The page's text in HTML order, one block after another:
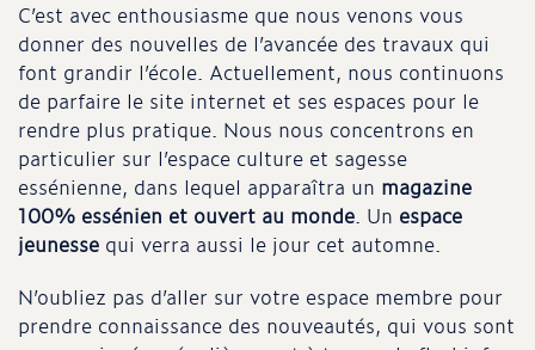
C’est avec enthousiasme que nous venons vous
donner des nouvelles de l’avancée des travaux qui
font grandir l’école. Actuellement, nous continuons
de parfaire le site internet et ses espaces pour le
rendre plus pratique. Nous nous concentrons en
particulier sur l’espace culture et sagesse
essénienne, dans lequel apparaîtra un magazine
100% essénien et ouvert au monde. Un espace
jeunesse qui verra aussi le jour cet automne.
N’oubliez pas d’aller sur votre espace membre pour
prendre connaissance des nouveautés, qui vous sont